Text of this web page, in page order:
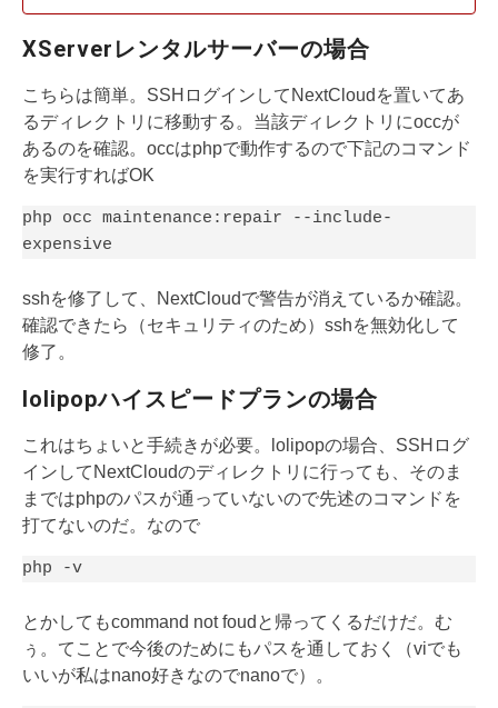
XServerレンタルサーバーの場合
こちらは簡単。SSHログインしてNextCloudを置いてあ
るディレクトリに移動する。当該ディレクトリにoccが
あるのを確認。occはphpで動作するので下記のコマンド
を実行すればOK
php occ maintenance:repair --include-
expensive
sshを修了して、NextCloudで警告が消えているか確認。
確認できたら（セキュリティのため）sshを無効化して
修了。
lolipopハイスピードプランの場合
これはちょいと手続きが必要。lolipopの場合、SSHログ
インしてNextCloudのディレクトリに行っても、そのま
まではphpのパスが通っていないので先述のコマンドを
打てないのだ。なので
php -v
とかしてもcommand not foudと帰ってくるだけだ。む
ぅ。てことで今後のためにもパスを通しておく（viでも
いいが私はnano好きなのでnanoで）。